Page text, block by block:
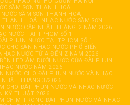
SẦM SƠN THANH HOÁ
SẦM SƠN THANH HOÁ
THANH HOÁ
NHẠC NƯỚC SẦM SƠN
NƯỚC CẬP NHẬT THÁNG 2 NĂM 2026
NƯỚC TẠI TPHCM SỐ 1
PHUN NƯỚC TẠI TPHCM SỐ 1
CHO SÀN NHẠC NƯỚC PHỔ BIẾN
NƯỚC TỪ A ĐẾN Z NĂM 2026
LED ÂM DƯỚI NƯỚC CỦA ĐÀI PHUN
NƯỚC NĂM 2026
NƯỚC CHO ĐÀI PHUN NƯỚC VÀ NHẠC
NHẬT THÁNG 3/2026
CHO ĐÀI PHUN NƯỚC VÀ NHẠC NƯỚC
KỸ THUẬT 2026
CHÌM TRONG ĐÀI PHUN NƯỚC VÀ NHẠC